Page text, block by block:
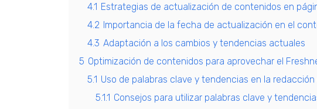
4.1 Estrategias de actualización de contenidos en
4.2 Importancia de la fecha de actualización en el
4.3 Adaptación a los cambios y tendencias actuales
5 Optimización de contenidos para aprovechar el
5.1 Uso de palabras clave y tendencias en la
5.1.1 Consejos para utilizar palabras clave y